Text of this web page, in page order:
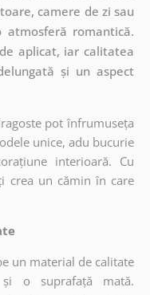
camere de zi sau
romantică.
aplicat, iar calitatea
și un aspect
pot înfrumuseța
unice, adu bucurie
interioară. Cu
crea un cămin în care
un material de calitate
o suprafață mată.